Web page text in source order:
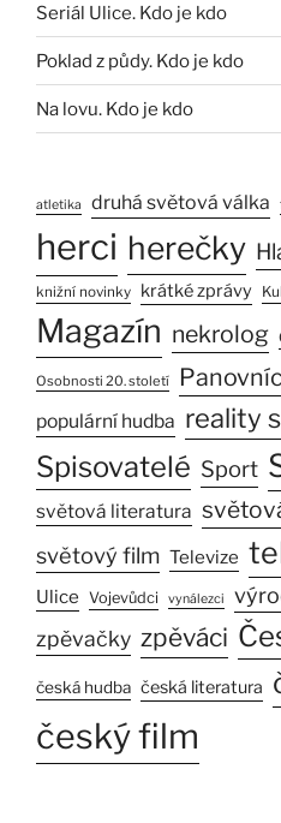
Seriál Ulice. Kdo je kdo
Poklad z půdy. Kdo je kdo
Na lovu. Kdo je kdo
atletika druhá světová válka
herci herečky
knižní novinky krátké zprávy
Magazín nekrolog
Osobnosti 20. století
populární hudba reality
Spisovatelé Sport
světová literatura
světový film Televize
Ulice Vojevůdci vynálezci
zpěvačky zpěváci
česká hudba česká literatura
český film